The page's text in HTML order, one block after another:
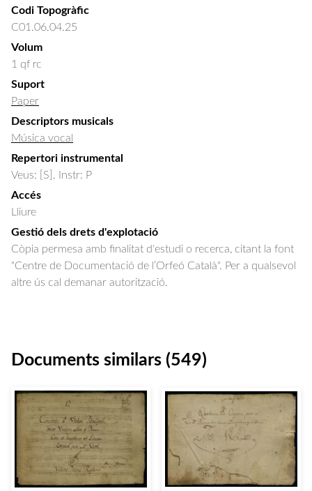
Codi Topogràfic
C01.06.04.25
Volum
1 qf rc
Suport
Paper
Descriptors musicals
Música vocal
Repertori instrumental
Veus: [S]. Instr: P
Accés
Lliure
Gestió dels drets d'explotació
Còpia permesa amb finalitat d'estudi o recerca, citant la font
"Centre de Documentació de l’Orfeó Català". Per a qualsevol
altre ús cal demanar autorització.
Documents similars (549)